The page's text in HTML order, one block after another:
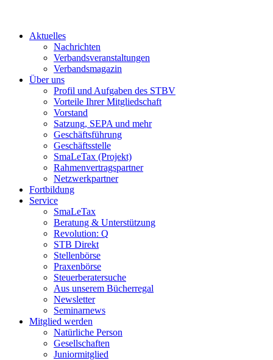
Aktuelles
Nachrichten
Verbandsveranstaltungen
Verbandsmagazin
Über uns
Profil und Aufgaben des STBV
Vorteile Ihrer Mitgliedschaft
Vorstand
Satzung, SEPA und mehr
Geschäftsführung
Geschäftsstelle
SmaLeTax (Projekt)
Rahmenvertragspartner
Netzwerkpartner
Fortbildung
Service
SmaLeTax
Beratung & Unterstützung
Revolution: Q
STB Direkt
Stellenbörse
Praxenbörse
Steuerberatersuche
Aus unserem Bücherregal
Newsletter
Seminarnews
Mitglied werden
Natürliche Person
Gesellschaften
Juniormitglied